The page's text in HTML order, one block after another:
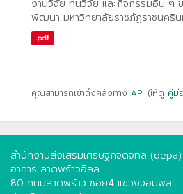
งานวิจัย ทุนวิจัย และกิจกรรมอื่น ๆ
พัฒนา มหาวิทยาลัยราชภัฏราชนคริ
.pdf
คุณสามารถเข้าถึงคลังทาง API (ให้ดู คู่มื
สำนักงานส่งเสริมเศรษฐกิจดิจิทัล (depa)
อาคาร ลาดพร้าวฮิลล์
80 ถนนลาดพร้าว ซอย4 แขวงจอมพล